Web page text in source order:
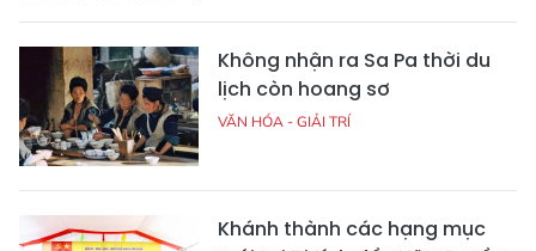
Không nhận ra Sa Pa thời du
lịch còn hoang sơ
VĂN HÓA - GIẢI TRÍ
Khánh thành các hạng mục